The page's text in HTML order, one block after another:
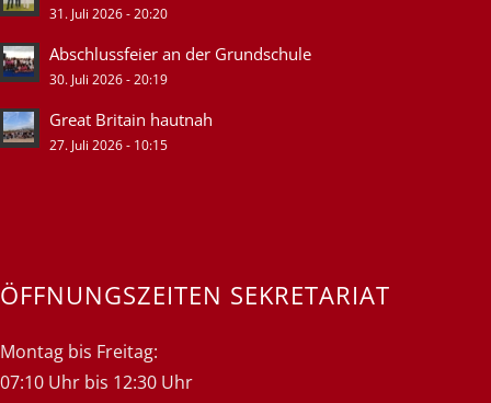
31. Juli 2026 - 20:20
Abschlussfeier an der Grundschule
30. Juli 2026 - 20:19
Great Britain hautnah
27. Juli 2026 - 10:15
ÖFFNUNGSZEITEN SEKRETARIAT
Montag bis Freitag:
07:10 Uhr bis 12:30 Uhr